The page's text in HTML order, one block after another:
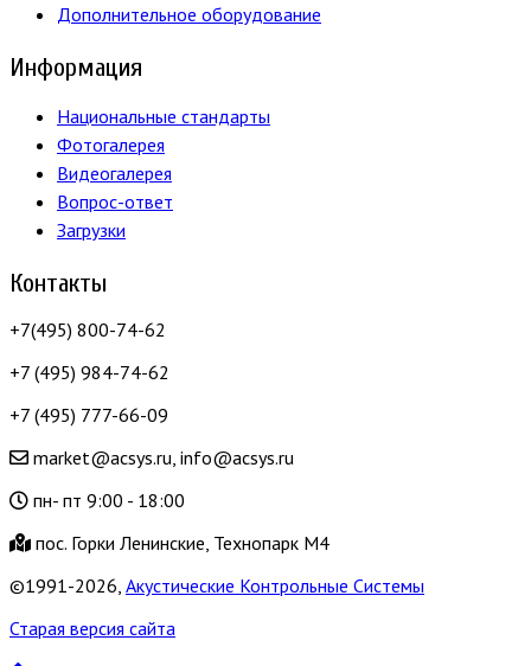
Дополнительное оборудование
Информация
Национальные стандарты
Фотогалерея
Видеогалерея
Вопрос-ответ
Загрузки
Контакты
+7(495) 800-74-62
+7 (495) 984-74-62
+7 (495) 777-66-09
market@acsys.ru, info@acsys.ru
пн- пт 9:00 - 18:00
пос. Горки Ленинские, Технопарк М4
©1991-2026, Акустические Контрольные Системы
Старая версия сайта